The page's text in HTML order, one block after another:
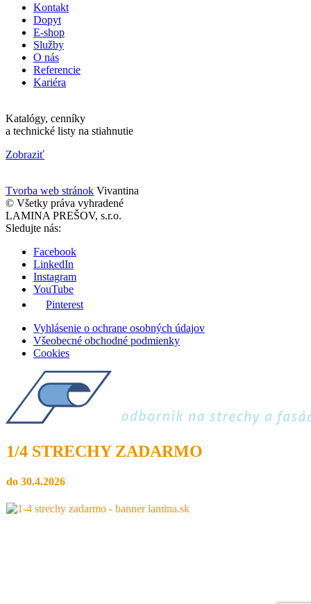
Kontakt
Dopyt
E-shop
Služby
O nás
Referencie
Kariéra
Katalógy, cenníky
a technické listy na stiahnutie
Zobraziť
Tvorba web stránok Vivantina
© Všetky práva vyhradené
LAMINA PREŠOV, s.r.o.
Sledujte nás:
Facebook
LinkedIn
Instagram
YouTube
Pinterest
Vyhlásenie o ochrane osobných údajov
Všeobecné obchodné podmienky
Cookies
1/4 STRECHY ZADARMO
do 30.4.2026